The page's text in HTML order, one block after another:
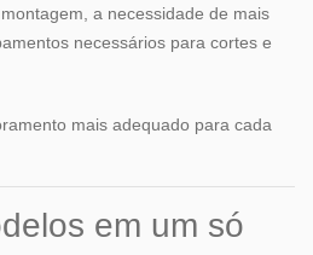
a necessidade de mais
necessários para cortes e
em um só